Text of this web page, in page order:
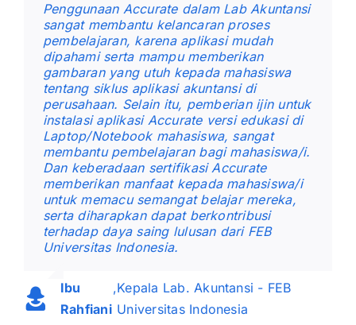
Penggunaan Accurate dalam Lab Akuntansi
sangat membantu kelancaran proses
pembelajaran, karena aplikasi mudah
dipahami serta mampu memberikan
gambaran yang utuh kepada mahasiswa
tentang siklus aplikasi akuntansi di
perusahaan. Selain itu, pemberian ijin untuk
instalasi aplikasi Accurate versi edukasi di
Laptop/Notebook mahasiswa, sangat
membantu pembelajaran bagi mahasiswa/i.
Dan keberadaan sertifikasi Accurate
memberikan manfaat kepada mahasiswa/i
untuk memacu semangat belajar mereka,
serta diharapkan dapat berkontribusi
terhadap daya saing lulusan dari FEB
Universitas Indonesia.
Ibu
Rahfiani
,Kepala Lab. Akuntansi - FEB
Universitas Indonesia